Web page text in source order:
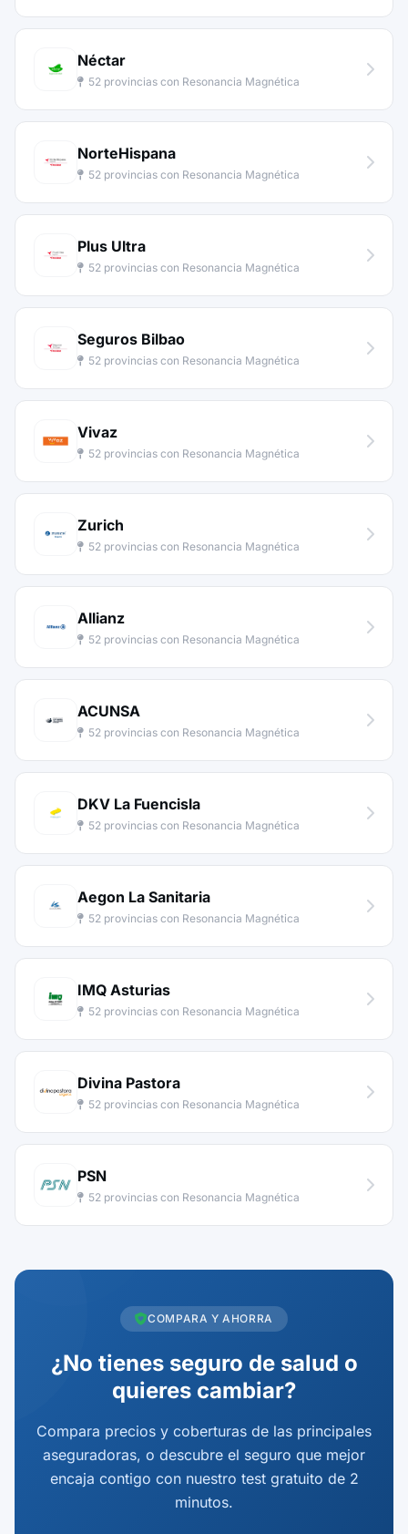
Néctar
52 provincias con Resonancia Magnética
NorteHispana
52 provincias con Resonancia Magnética
Plus Ultra
52 provincias con Resonancia Magnética
Seguros Bilbao
52 provincias con Resonancia Magnética
Vivaz
52 provincias con Resonancia Magnética
Zurich
52 provincias con Resonancia Magnética
Allianz
52 provincias con Resonancia Magnética
ACUNSA
52 provincias con Resonancia Magnética
DKV La Fuencisla
52 provincias con Resonancia Magnética
Aegon La Sanitaria
52 provincias con Resonancia Magnética
IMQ Asturias
52 provincias con Resonancia Magnética
Divina Pastora
52 provincias con Resonancia Magnética
PSN
52 provincias con Resonancia Magnética
COMPARA Y AHORRA
¿No tienes seguro de salud o
quieres cambiar?
Compara precios y coberturas de las principales
aseguradoras, o descubre el seguro que mejor
encaja contigo con nuestro test gratuito de 2
minutos.